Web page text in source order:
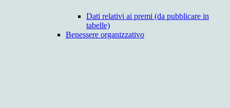
Dati relativi ai premi (da pubblicare in
tabelle)
Benessere organizzativo